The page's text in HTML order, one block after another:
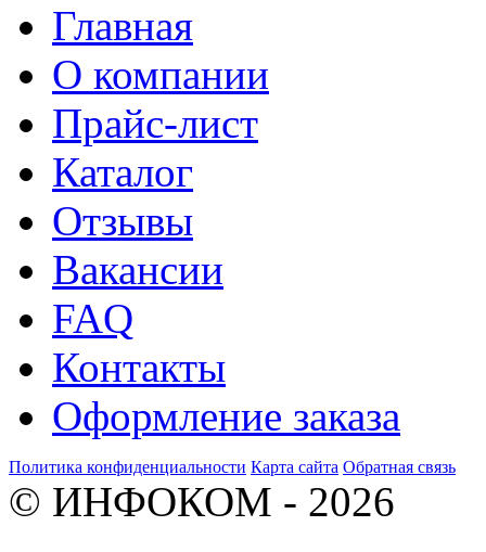
Главная
О компании
Прайс-лист
Каталог
Отзывы
Вакансии
FAQ
Контакты
Оформление заказа
Политика конфиденциальности Карта сайта Обратная связь
© ИНФОКОМ - 2026